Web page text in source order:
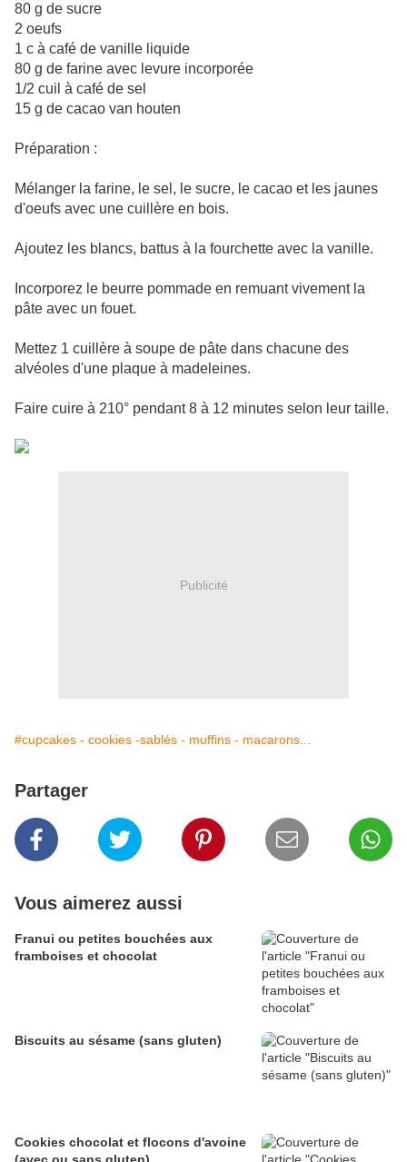
80 g de sucre
2 oeufs
1 c à café de vanille liquide
80 g de farine avec levure incorporée
1/2 cuil à café de sel
15 g de cacao van houten
Préparation :
Mélanger la farine, le sel, le sucre, le cacao et les jaunes
d'oeufs avec une cuillère en bois.
Ajoutez les blancs, battus à la fourchette avec la vanille.
Incorporez le beurre pommade en remuant vivement la
pâte avec un fouet.
Mettez 1 cuillère à soupe de pâte dans chacune des
alvéoles d'une plaque à madeleines.
Faire cuire à 210° pendant 8 à 12 minutes selon leur taille.
Publicité
#cupcakes - cookies -sablés - muffins - macarons...
Partager
Vous aimerez aussi
Franui ou petites bouchées aux
framboises et chocolat
Biscuits au sésame (sans gluten)
Cookies chocolat et flocons d'avoine